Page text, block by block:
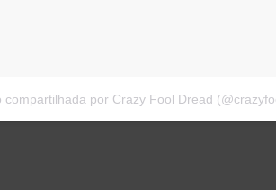
compartilhada por Crazy Fool Dread